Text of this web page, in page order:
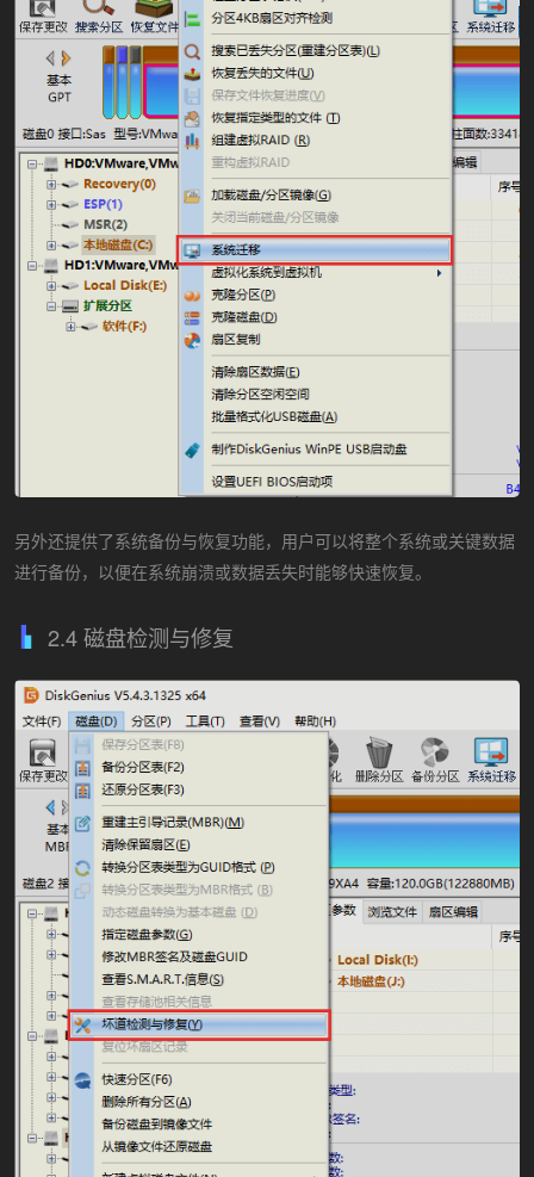
另外还提供了系统备份与恢复功能，用户可以将整个系统或关键数据
进行备份，以便在系统崩溃或数据丢失时能够快速恢复。
2.4 磁盘检测与修复